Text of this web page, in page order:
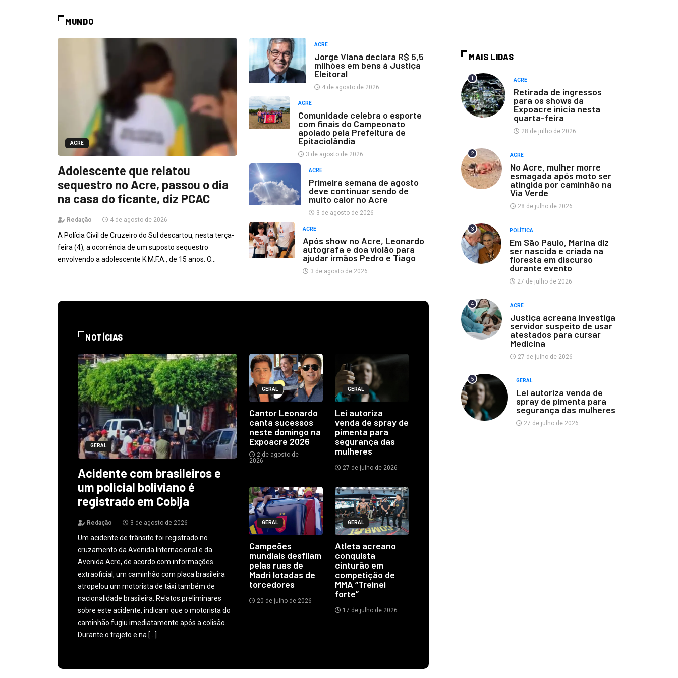
MUNDO
ACRE
Adolescente que relatou
sequestro no Acre, passou o dia
na casa do ficante, diz PCAC
Redação 4 de agosto de 2026
A Polícia Civil de Cruzeiro do Sul descartou, nesta terça-
feira (4), a ocorrência de um suposto sequestro
envolvendo a adolescente K.M.F.A., de 15 anos. O…
ACRE
Jorge Viana declara R$ 5,5
milhões em bens à Justiça
Eleitoral
4 de agosto de 2026
ACRE
Comunidade celebra o esporte
com finais do Campeonato
apoiado pela Prefeitura de
Epitaciolândia
3 de agosto de 2026
ACRE
Primeira semana de agosto
deve continuar sendo de
muito calor no Acre
3 de agosto de 2026
ACRE
Após show no Acre, Leonardo
autografa e doa violão para
ajudar irmãos Pedro e Tiago
3 de agosto de 2026
NOTÍCIAS
GERAL
Acidente com brasileiros e
um policial boliviano é
registrado em Cobija
Redação 3 de agosto de 2026
Um acidente de trânsito foi registrado no
cruzamento da Avenida Internacional e da
Avenida Acre, de acordo com informações
extraoficial, um caminhão com placa brasileira
atropelou um motorista de táxi também de
nacionalidade brasileira. Relatos preliminares
sobre este acidente, indicam que o motorista do
caminhão fugiu imediatamente após a colisão.
Durante o trajeto e na […]
GERAL
Cantor Leonardo
canta sucessos
neste domingo na
Expoacre 2026
2 de agosto de
2026
GERAL
Lei autoriza
venda de spray de
pimenta para
segurança das
mulheres
27 de julho de 2026
GERAL
Campeões
mundiais desfilam
pelas ruas de
Madri lotadas de
torcedores
20 de julho de 2026
GERAL
Atleta acreano
conquista
cinturão em
competição de
MMA “Treinei
forte”
17 de julho de 2026
MAIS LIDAS
1 ACRE
Retirada de ingressos
para os shows da
Expoacre inicia nesta
quarta-feira
28 de julho de 2026
2 ACRE
No Acre, mulher morre
esmagada após moto ser
atingida por caminhão na
Via Verde
28 de julho de 2026
3 POLÍTICA
Em São Paulo, Marina diz
ser nascida e criada na
floresta em discurso
durante evento
27 de julho de 2026
4 ACRE
Justiça acreana investiga
servidor suspeito de usar
atestados para cursar
Medicina
27 de julho de 2026
5 GERAL
Lei autoriza venda de
spray de pimenta para
segurança das mulheres
27 de julho de 2026